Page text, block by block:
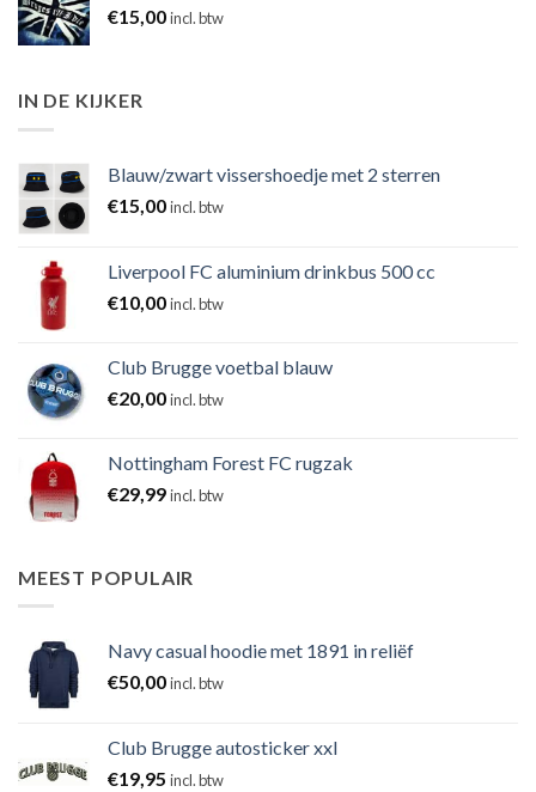
€15,00incl. btw
IN DE KIJKER
Blauw/zwart vissershoedje met 2 sterren
€15,00incl. btw
Liverpool FC aluminium drinkbus 500 cc
€10,00incl. btw
Club Brugge voetbal blauw
€20,00incl. btw
Nottingham Forest FC rugzak
€29,99incl. btw
MEEST POPULAIR
Navy casual hoodie met 1891 in reliëf
€50,00incl. btw
Club Brugge autosticker xxl
€19,95 incl. btw